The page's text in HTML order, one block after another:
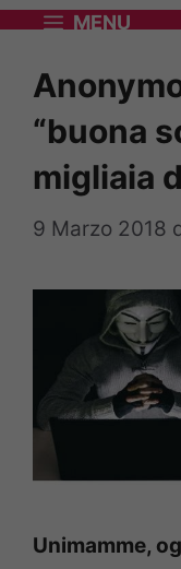
MENU
“buona
migliaia
9 Marzo 2018
Unimamme,